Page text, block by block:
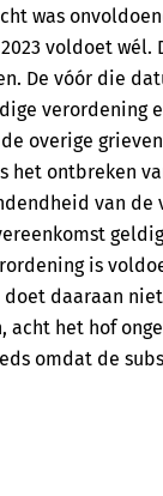
was
voldoet wél.
De vóór die
verordening
overige
ontbreken
van de
is
daaraan
het hof
omdat de